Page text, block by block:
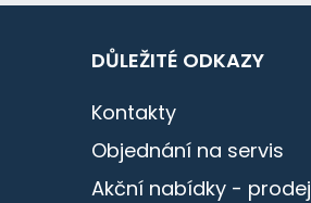
DŮLEŽITÉ ODKAZY
Kontakty
Objednání na servis
Akční nabídky - prodej